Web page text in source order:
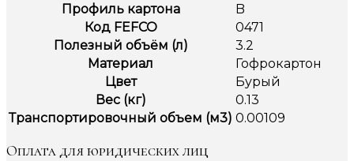
Профиль картона
B
Код FEFCO
0471
Полезный объём (л)
3.2
Материал
Гофрокартон
Цвет
Бурый
Вес (кг)
0.13
Транспортировочный объем (м3) 0.00109
Оплата для юридических лиц